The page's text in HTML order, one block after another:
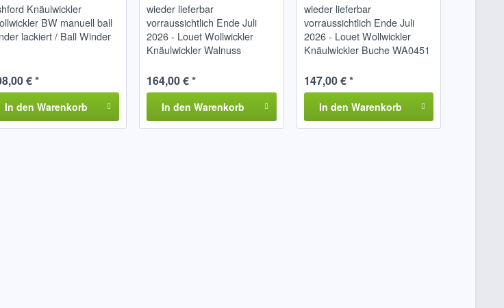
Knäulwickler
BW manuell ball
lackiert / Ball Winder
€ *
In den Warenkorb
wieder lieferbar
vorraussichtlich Ende Juli
2026 - Louet Wollwickler
Knäulwickler Walnuss
164,00 € *
In den Warenkorb
wieder lieferbar
vorraussichtlich Ende Juli
2026 - Louet Wollwickler
Knäulwickler Buche WA0451
147,00 € *
In den Warenkorb